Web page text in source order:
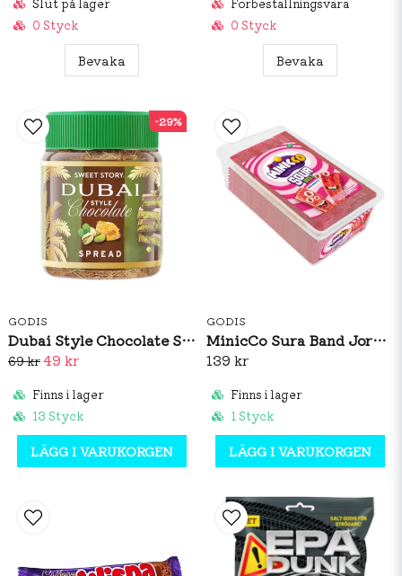
0 Styck
Bevaka
0 Styck
Bevaka
GODIS
Dubai Style Chocolate Spread 150g
69 kr 49 kr
Finns i lager
13 Styck
LÄGG I VARUKORGEN
-29%
GODIS
MinicCo Sura Band Jordgubb 1,5kg
139 kr
Finns i lager
1 Styck
LÄGG I VARUKORGEN